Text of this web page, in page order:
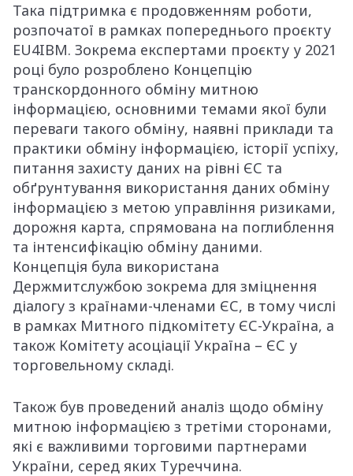
Така підтримка є продовженням роботи,
розпочатої в рамках попереднього проєкту
EU4IBM. Зокрема експертами проєкту у 2021
році було розроблено Концепцію
транскордонного обміну митною
інформацією, основними темами якої були
переваги такого обміну, наявні приклади та
практики обміну інформацією, історії успіху,
питання захисту даних на рівні ЄС та
обґрунтування використання даних обміну
інформацією з метою управління ризиками,
дорожня карта, спрямована на поглиблення
та інтенсифікацію обміну даними.
Концепція була використана
Держмитслужбою зокрема для зміцнення
діалогу з країнами-членами ЄС, в тому числі
в рамках Митного підкомітету ЄС-Україна, а
також Комітету асоціації Україна – ЄС у
торговельному складі.
Також був проведений аналіз щодо обміну
митною інформацією з третіми сторонами,
які є важливими торговими партнерами
України, серед яких Туреччина.